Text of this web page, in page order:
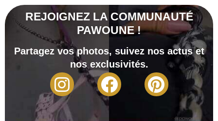
REJOIGNEZ LA COMMUNAUTÉ
PAWOUNE !
Partagez vos photos, suivez nos actus et
nos exclusivités.